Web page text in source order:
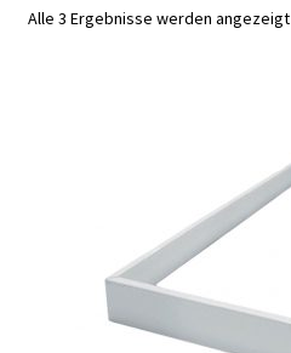
Alle 3 Ergebnisse werden angezeigt